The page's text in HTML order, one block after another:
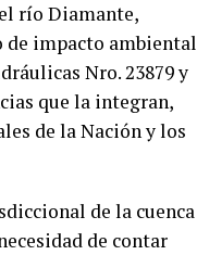
río Diamante,
de impacto ambiental
Nro. 23879 y
que la integran,
de la Nación y los
de la cuenca
de contar